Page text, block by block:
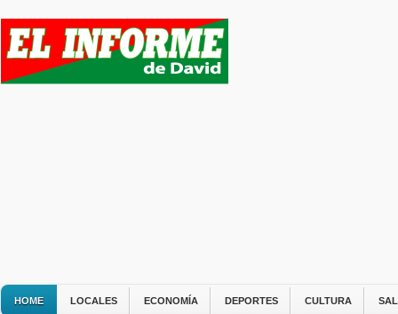
HOME LOCALES ECONOMÍA DEPORTES CULTURA